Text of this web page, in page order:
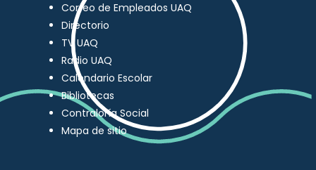
Correo de Empleados UAQ
Directorio
TV UAQ
Radio UAQ
Calendario Escolar
Bibliotecas
Contraloría Social
Mapa de sitio